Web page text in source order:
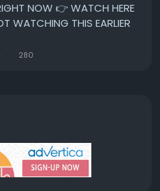
NOW 👉 WATCH HERE
WATCHING THIS EARLIER
280